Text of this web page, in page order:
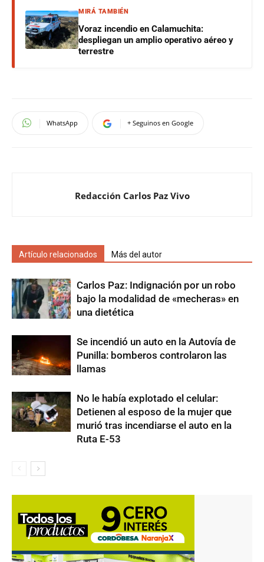
MIRÁ TAMBIÉN
Voraz incendio en Calamuchita:
despliegan un amplio operativo aéreo y
terrestre
WhatsApp + Seguinos en Google
Redacción Carlos Paz Vivo
Artículo relacionados Más del autor
Carlos Paz: Indignación por un robo
bajo la modalidad de «mecheras» en
una dietética
Se incendió un auto en la Autovía de
Punilla: bomberos controlaron las
llamas
No le había explotado el celular:
Detienen al esposo de la mujer que
murió tras incendiarse el auto en la
Ruta E-53